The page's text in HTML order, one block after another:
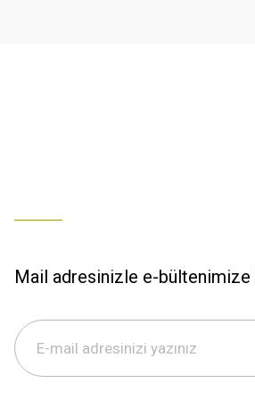
S... M... | 29/12/2025
Mail adresinizle e-bültenimize